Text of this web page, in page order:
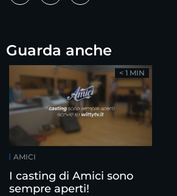
Guarda anche
AMICI
I casting di Amici sono
sempre aperti!
< 1 MIN